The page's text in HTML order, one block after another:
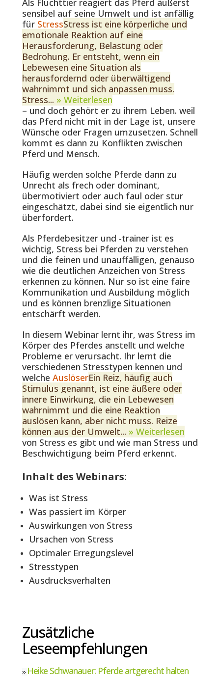
Als Fluchttier reagiert das Pferd äußerst
sensibel auf seine Umwelt und ist anfällig
für StressStress ist eine körperliche und
emotionale Reaktion auf eine
Herausforderung, Belastung oder
Bedrohung. Er entsteht, wenn ein
Lebewesen eine Situation als
herausfordernd oder überwältigend
wahrnimmt und sich anpassen muss.
Stress... » Weiterlesen
– und doch gehört er zu ihrem Leben. weil
das Pferd nicht mit in der Lage ist, unsere
Wünsche oder Fragen umzusetzen. Schnell
kommt es dann zu Konflikten zwischen
Pferd und Mensch.
Häufig werden solche Pferde dann zu
Unrecht als frech oder dominant,
übermotiviert oder auch faul oder stur
eingeschätzt, dabei sind sie eigentlich nur
überfordert.
Als Pferdebesitzer und -trainer ist es
wichtig, Stress bei Pferden zu verstehen
und die feinen und unauffälligen, genauso
wie die deutlichen Anzeichen von Stress
erkennen zu können. Nur so ist eine faire
Kommunikation und Ausbildung möglich
und es können brenzlige Situationen
entschärft werden.
In diesem Webinar lernt ihr, was Stress im
Körper des Pferdes anstellt und welche
Probleme er verursacht. Ihr lernt die
verschiedenen Stresstypen kennen und
welche AuslöserEin Reiz, häufig auch
Stimulus genannt, ist eine äußere oder
innere Einwirkung, die ein Lebewesen
wahrnimmt und die eine Reaktion
auslösen kann, aber nicht muss. Reize
können aus der Umwelt... » Weiterlesen
von Stress es gibt und wie man Stress und
Beschwichtigung beim Pferd erkennt.
Inhalt des Webinars:
Was ist Stress
Was passiert im Körper
Auswirkungen von Stress
Ursachen von Stress
Optimaler Erregungslevel
Stresstypen
Ausdrucksverhalten
Zusätzliche
Leseempfehlungen
» Heike Schwanauer: Pferde artgerecht halten